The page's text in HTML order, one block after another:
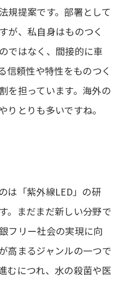
規提案です。部署として
が、私自身はものつく
ではなく、間接的に車
信頼性や特性をものつく
を担っています。海外の
りとりも多いですね。
は「紫外線LED」の研
。まだまだ新しい分野で
フリー社会の実現に向
高まるジャンルの一つで
むにつれ、水の殺菌や医